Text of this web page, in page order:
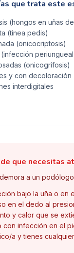
que trata este
(hongos en uñas
(tinea pedis)
(onicocriptosis)
(onicogrifosis)
y con decoloración
interdigitales
que necesitas
a un
bajo la uña o en
en el dedo al
y calor que se
con infección en el
a y tienes